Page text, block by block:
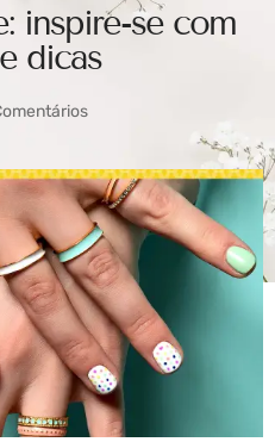
inspire-se com
dicas